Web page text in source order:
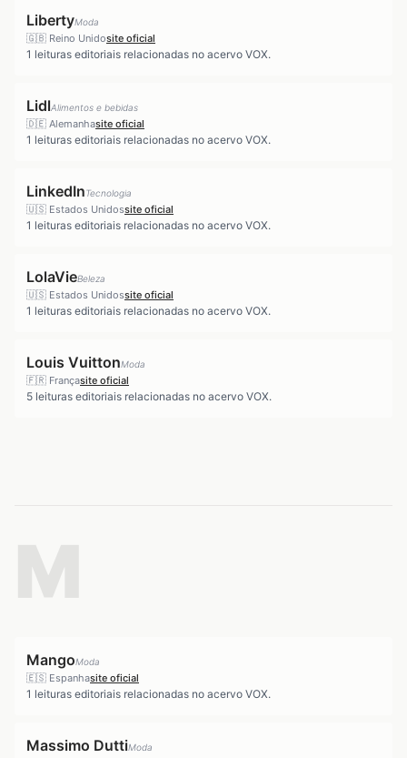
LibertyModa
🇬🇧 Reino Unidosite oficial
1 leituras editoriais relacionadas no acervo VOX.
LidlAlimentos e bebidas
🇩🇪 Alemanhasite oficial
1 leituras editoriais relacionadas no acervo VOX.
LinkedInTecnologia
🇺🇸 Estados Unidossite oficial
1 leituras editoriais relacionadas no acervo VOX.
LolaVieBeleza
🇺🇸 Estados Unidossite oficial
1 leituras editoriais relacionadas no acervo VOX.
Louis VuittonModa
🇫🇷 Françasite oficial
5 leituras editoriais relacionadas no acervo VOX.
MangoModa
🇪🇸 Espanhasite oficial
1 leituras editoriais relacionadas no acervo VOX.
Massimo DuttiModa